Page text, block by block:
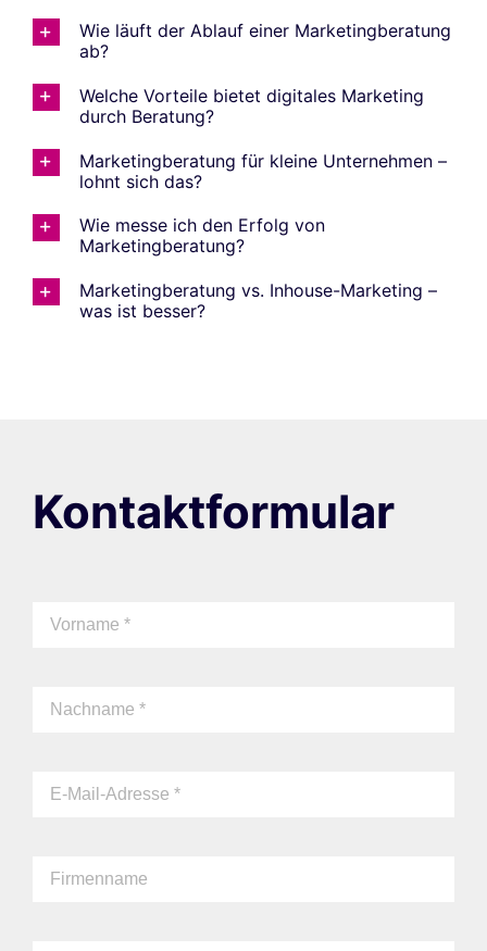
Wie läuft der Ablauf einer Marketingberatung
ab?
Welche Vorteile bietet digitales Marketing
durch Beratung?
Marketingberatung für kleine Unternehmen –
lohnt sich das?
Wie messe ich den Erfolg von
Marketingberatung?
Marketingberatung vs. Inhouse-Marketing –
was ist besser?
Kontaktformular